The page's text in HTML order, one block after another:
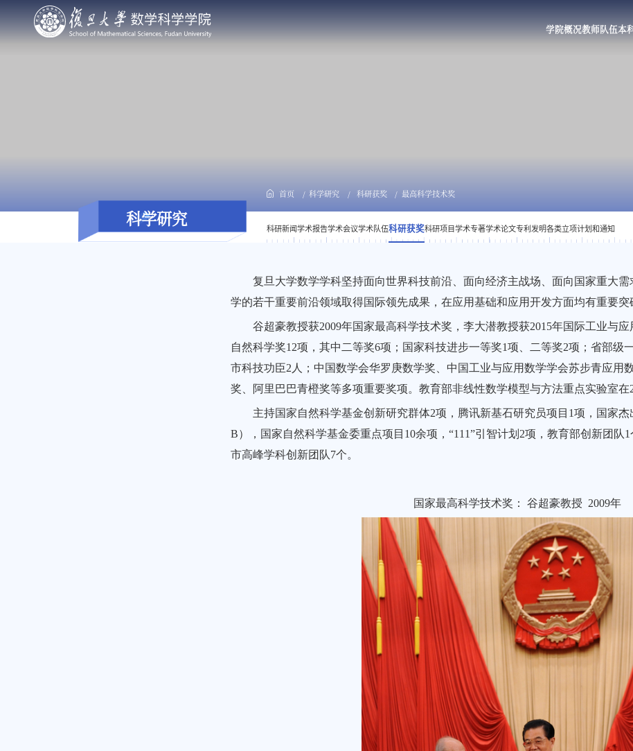
学院概况教师队伍本
科学研究
首页 科学研究 科研获奖 最高科学技术奖
科研新闻学术报告学术会议学术队伍科研获奖科研项目学术专著学术论文专利发明各类立项计划和通知
复旦大学数学学科坚持面向世界科技前沿、面向经济主战场、面向国家重大
学的若干重要前沿领域取得国际领先成果，在应用基础和应用开发方面均有重要突
谷超豪教授获2009年国家最高科学技术奖，李大潜教授获2015年国际工业与
自然科学奖12项，其中二等奖6项；国家科技进步一等奖1项、二等奖2项；省部级
市科技功臣2人；中国数学会华罗庚数学奖、中国工业与应用数学学会苏步青应用
奖、阿里巴巴青橙奖等多项重要奖项。教育部非线性数学模型与方法重点实验室在
主持国家自然科学基金创新研究群体2项，腾讯新基石研究员项目1项，国家
B），国家自然科学基金委重点项目10余项，“111”引智计划2项，教育部创新团队
市高峰学科创新团队7个。
国家最高科学技术奖： 谷超豪教授 2009年